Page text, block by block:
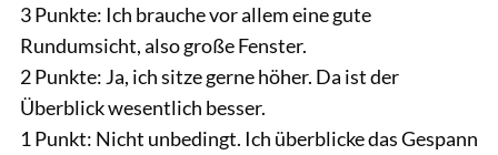
3 Punkte: Ich brauche vor allem eine gute
Rundumsicht, also große Fenster.
2 Punkte: Ja, ich sitze gerne höher. Da ist der
Überblick wesentlich besser.
1 Punkt: Nicht unbedingt. Ich überblicke das Gespann